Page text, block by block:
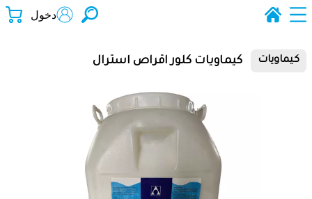
دخول
كيماويات كيماويات كلور اقراص استرال